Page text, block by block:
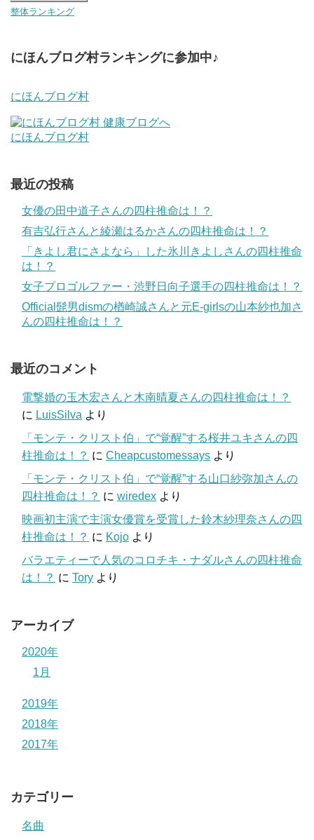
整体ランキング
にほんブログ村ランキングに参加中♪
にほんブログ村
にほんブログ村
最近の投稿
女優の田中道子さんの四柱推命は！？
有吉弘行さんと綾瀬はるかさんの四柱推命は！？
「きよし君にさよなら」した氷川きよしさんの四柱推命
は！？
女子プロゴルファー・渋野日向子選手の四柱推命は！？
Official髭男dismの楢崎誠さんと元E-girlsの山本紗也加さ
んの四柱推命は！？
最近のコメント
電撃婚の玉木宏さんと木南晴夏さんの四柱推命は！？
に LuisSilva より
「モンテ・クリスト伯」で“覚醒”する桜井ユキさんの四
柱推命は！？ に Cheapcustomessays より
「モンテ・クリスト伯」で“覚醒”する山口紗弥加さんの
四柱推命は！？ に wiredex より
映画初主演で主演女優賞を受賞した鈴木紗理奈さんの四
柱推命は！？ に Kojo より
バラエティーで人気のコロチキ・ナダルさんの四柱推命
は！？ に Tory より
アーカイブ
2020年
1月
2019年
2018年
2017年
カテゴリー
名曲